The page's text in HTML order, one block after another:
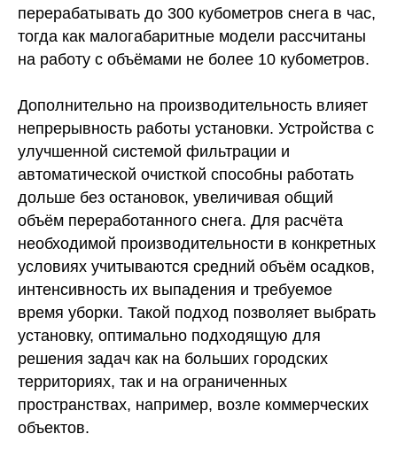
перерабатывать до 300 кубометров снега в час,
тогда как малогабаритные модели рассчитаны
на работу с объёмами не более 10 кубометров.
Дополнительно на производительность влияет
непрерывность работы установки. Устройства с
улучшенной системой фильтрации и
автоматической очисткой способны работать
дольше без остановок, увеличивая общий
объём переработанного снега. Для расчёта
необходимой производительности в конкретных
условиях учитываются средний объём осадков,
интенсивность их выпадения и требуемое
время уборки. Такой подход позволяет выбрать
установку, оптимально подходящую для
решения задач как на больших городских
территориях, так и на ограниченных
пространствах, например, возле коммерческих
объектов.